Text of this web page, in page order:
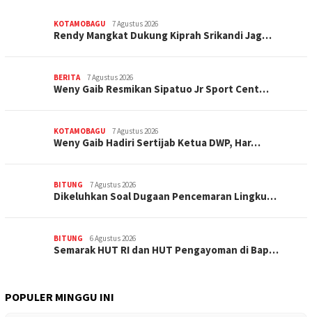
KOTAMOBAGU 7 Agustus 2026
Rendy Mangkat Dukung Kiprah Srikandi Jag…
BERITA 7 Agustus 2026
Weny Gaib Resmikan Sipatuo Jr Sport Cent…
KOTAMOBAGU 7 Agustus 2026
Weny Gaib Hadiri Sertijab Ketua DWP, Har…
BITUNG 7 Agustus 2026
Dikeluhkan Soal Dugaan Pencemaran Lingku…
BITUNG 6 Agustus 2026
Semarak HUT RI dan HUT Pengayoman di Bap…
POPULER MINGGU INI